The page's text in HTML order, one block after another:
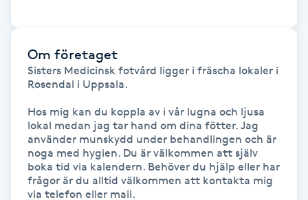
Gellack
Gellack med förstärkning
Gravidmassage
Gravidyoga
Om företaget
Sisters Medicinsk fotvård ligger i fräscha lokaler i
Rosendal i Uppsala.
Hos mig kan du koppla av i vår lugna och ljusa
lokal medan jag tar hand om dina fötter. Jag
använder munskydd under behandlingen och är
noga med hygien. Du är välkommen att själv
boka tid via kalendern. Behöver du hjälp eller har
frågor är du alltid välkommen att kontakta mig
via telefon eller mail.